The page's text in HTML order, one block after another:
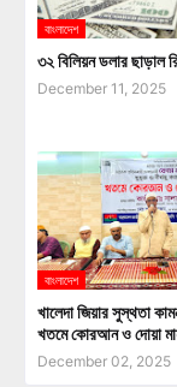
বাংলাদেশ
৩২ বিলিয়ন ডলার ছাড়াল
December 11, 2025
বাংলাদেশ
খালেদা জিয়ার সুস্থতা
খতমে কোরআন ও দোয়া
December 02, 2025